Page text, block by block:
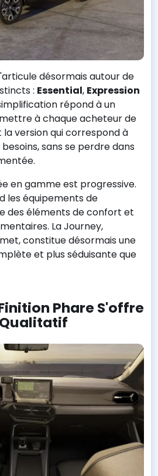
désormais autour de
: Essential, Expression
répond à un
à chaque acheteur de
version qui correspond à
sans se perdre dans
en gamme est progressive.
les équipements de
des éléments de confort et
La Journey,
constitue désormais une
et plus séduisante que
Phare S'offre